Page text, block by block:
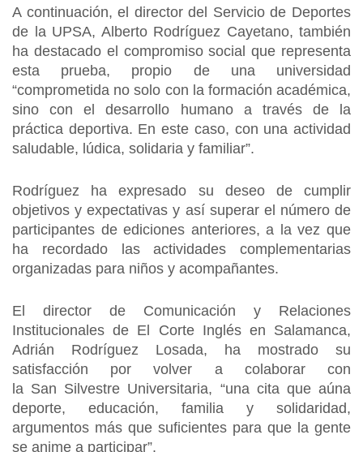
A continuación, el director del Servicio de Deportes
de la UPSA, Alberto Rodríguez Cayetano, también
ha destacado el compromiso social que representa
esta prueba, propio de una universidad
“comprometida no solo con la formación académica,
sino con el desarrollo humano a través de la
práctica deportiva. En este caso, con una actividad
saludable, lúdica, solidaria y familiar”.
Rodríguez ha expresado su deseo de cumplir
objetivos y expectativas y así superar el número de
participantes de ediciones anteriores, a la vez que
ha recordado las actividades complementarias
organizadas para niños y acompañantes.
El director de Comunicación y Relaciones
Institucionales de El Corte Inglés en Salamanca,
Adrián Rodríguez Losada, ha mostrado su
satisfacción por volver a colaborar con
la San Silvestre Universitaria, “una cita que aúna
deporte, educación, familia y solidaridad,
argumentos más que suficientes para que la gente
se anime a participar”.